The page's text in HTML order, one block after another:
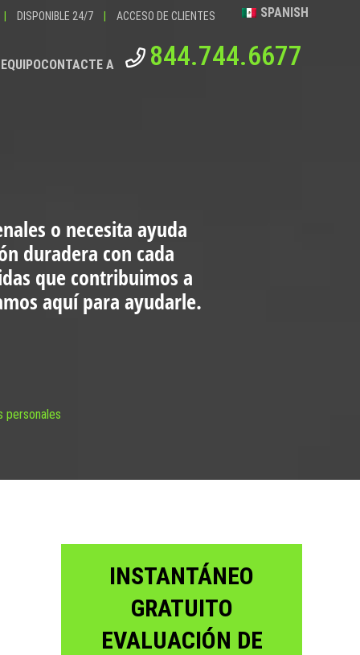
| DISPONIBLE 24/7 | ACCESO DE CLIENTES SPANISH
CONTACTE A 844.744.6677
o necesita ayuda
duradera con cada
que contribuimos a
aquí para ayudarle.
personales
INSTANTÁNEO
GRATUITO
EVALUACIÓN DE